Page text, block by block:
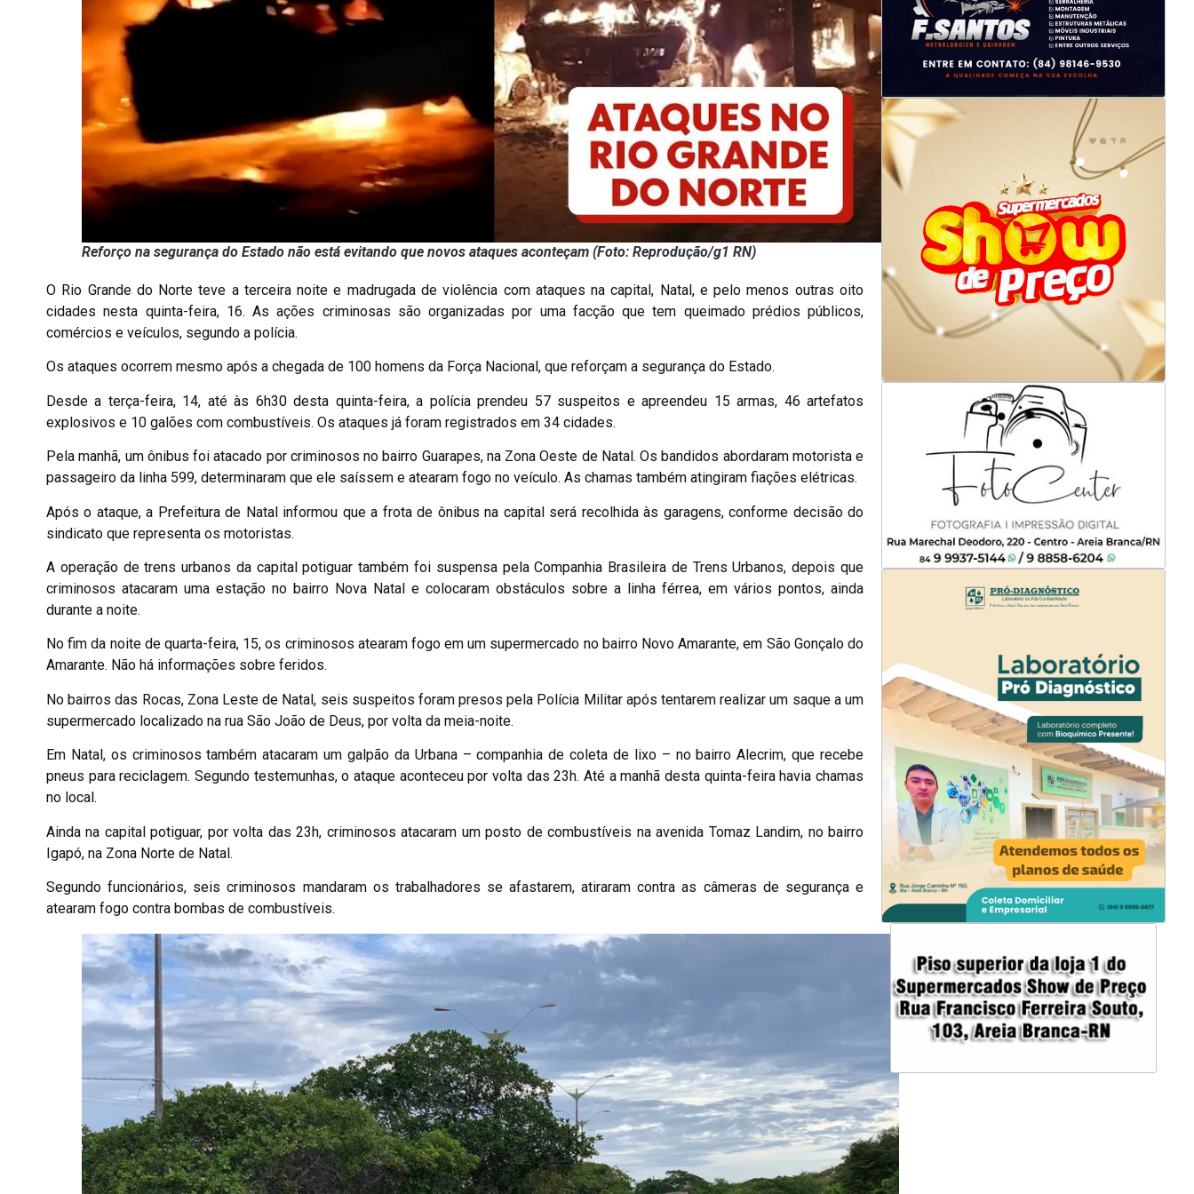
Reforço na segurança do Estado não está evitando que novos ataques aconteçam (Foto: Reprodução/g1 RN)
O Rio Grande do Norte teve a terceira noite e madrugada de violência com ataques na capital, Natal, e pelo menos outras oito
cidades nesta quinta-feira, 16. As ações criminosas são organizadas por uma facção que tem queimado prédios públicos,
comércios e veículos, segundo a polícia.
Os ataques ocorrem mesmo após a chegada de 100 homens da Força Nacional, que reforçam a segurança do Estado.
Desde a terça-feira, 14, até às 6h30 desta quinta-feira, a polícia prendeu 57 suspeitos e apreendeu 15 armas, 46 artefatos
explosivos e 10 galões com combustíveis. Os ataques já foram registrados em 34 cidades.
Pela manhã, um ônibus foi atacado por criminosos no bairro Guarapes, na Zona Oeste de Natal. Os bandidos abordaram motorista e
passageiro da linha 599, determinaram que ele saíssem e atearam fogo no veículo. As chamas também atingiram fiações elétricas.
Após o ataque, a Prefeitura de Natal informou que a frota de ônibus na capital será recolhida às garagens, conforme decisão do
sindicato que representa os motoristas.
A operação de trens urbanos da capital potiguar também foi suspensa pela Companhia Brasileira de Trens Urbanos, depois que
criminosos atacaram uma estação no bairro Nova Natal e colocaram obstáculos sobre a linha férrea, em vários pontos, ainda
durante a noite.
No fim da noite de quarta-feira, 15, os criminosos atearam fogo em um supermercado no bairro Novo Amarante, em São Gonçalo do
Amarante. Não há informações sobre feridos.
No bairros das Rocas, Zona Leste de Natal, seis suspeitos foram presos pela Polícia Militar após tentarem realizar um saque a um
supermercado localizado na rua São João de Deus, por volta da meia-noite.
Em Natal, os criminosos também atacaram um galpão da Urbana – companhia de coleta de lixo – no bairro Alecrim, que recebe
pneus para reciclagem. Segundo testemunhas, o ataque aconteceu por volta das 23h. Até a manhã desta quinta-feira havia chamas
no local.
Ainda na capital potiguar, por volta das 23h, criminosos atacaram um posto de combustíveis na avenida Tomaz Landim, no bairro
Igapó, na Zona Norte de Natal.
Segundo funcionários, seis criminosos mandaram os trabalhadores se afastarem, atiraram contra as câmeras de segurança e
atearam fogo contra bombas de combustíveis.